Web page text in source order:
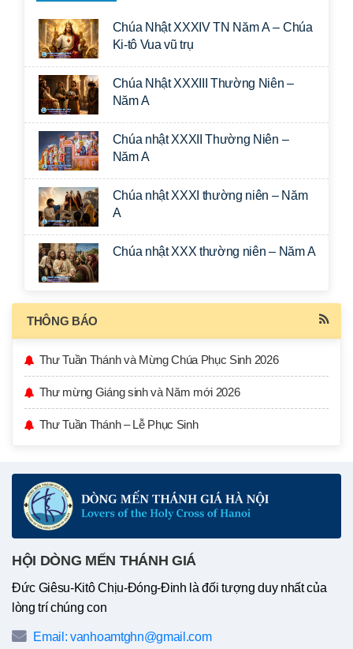
Chúa Nhật XXXIV TN Năm A – Chúa
Ki-tô Vua vũ trụ
Chúa Nhật XXXIII Thường Niên –
Năm A
Chúa nhật XXXII Thường Niên –
Năm A
Chúa nhật XXXI thường niên – Năm
A
Chúa nhật XXX thường niên – Năm A
THÔNG BÁO
Thư Tuần Thánh và Mừng Chúa Phục Sinh 2026
Thư mừng Giáng sinh và Năm mới 2026
Thư Tuần Thánh – Lễ Phục Sinh
HỘI DÒNG MẾN THÁNH GIÁ
Đức Giêsu-Kitô Chịu-Đóng-Đinh là đối tượng duy nhất của
lòng trí chúng con
Email: vanhoamtghn@gmail.com